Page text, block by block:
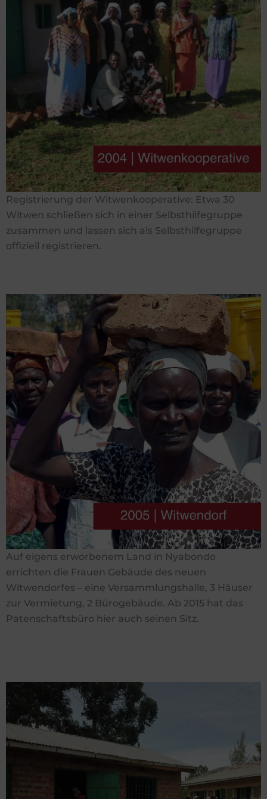
Registrierung der Witwenkooperative: Etwa 30
Witwen schließen sich in einer Selbsthilfegruppe
zusammen und lassen sich als Selbsthilfegruppe
offiziell registrieren.
Auf eigens erworbenem Land in Nyabondo
errichten die Frauen Gebäude des neuen
Witwendorfes – eine Versammlungshalle, 3 Häuser
zur Vermietung, 2 Bürogebäude. Ab 2015 hat das
Patenschaftsbüro hier auch seinen Sitz.